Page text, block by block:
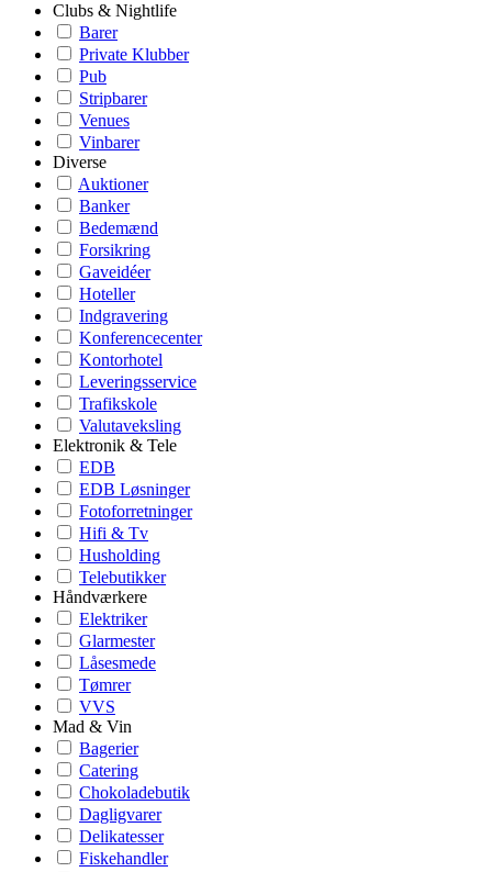
Clubs & Nightlife
Barer
Private Klubber
Pub
Stripbarer
Venues
Vinbarer
Diverse
Auktioner
Banker
Bedemænd
Forsikring
Gaveidéer
Hoteller
Indgravering
Konferencecenter
Kontorhotel
Leveringsservice
Trafikskole
Valutaveksling
Elektronik & Tele
EDB
EDB Løsninger
Fotoforretninger
Hifi & Tv
Husholding
Telebutikker
Håndværkere
Elektriker
Glarmester
Låsesmede
Tømrer
VVS
Mad & Vin
Bagerier
Catering
Chokoladebutik
Dagligvarer
Delikatesser
Fiskehandler